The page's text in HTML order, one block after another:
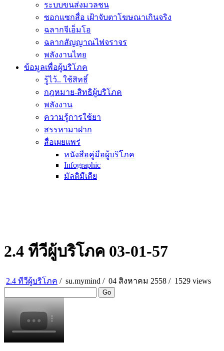
ระบบขนส่งมวลชน
ซอกแซกสื่อ เฝ้าจับตาโฆษณาเกินจริง
ฉลากจีเอ็มโอ
ฉลากสัญญาณไฟจราจร
พลังงานไทย
ข้อมูลเพื่อผู้บริโภค
รู้ไว้.. ใช้สิทธิ์
กฎหมาย-สิทธิผู้บริโภค
พลังงาน
ความรู้การใช้ยา
สรรหามาฝาก
สื่อเผยแพร่
หนังสือคู่มือผู้บริโภค
Infographic
มัลติมีเดีย
2.4 ทีวีผู้บริโภค 03-01-57
2.4 ทีวีผู้บริโภค / su.mymind / 04 สิงหาคม 2558 / 1529 views
Go